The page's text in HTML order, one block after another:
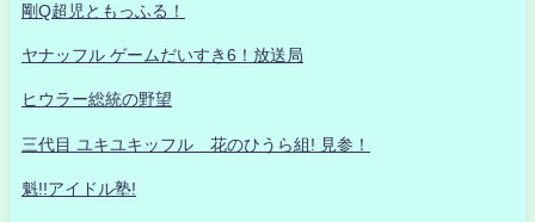
剛Q超児ともっふる！
ヤナッフル ゲームだいすき6！放送局
ヒウラー総統の野望
三代目 ユキユキッフル 花のひうら組! 見参！
魁!!アイドル塾!